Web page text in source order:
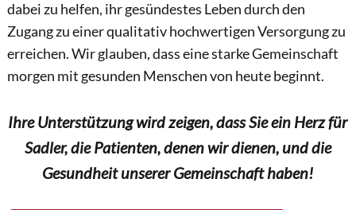
dabei zu helfen, ihr gesündestes Leben durch den
Zugang zu einer qualitativ hochwertigen Versorgung zu
erreichen. Wir glauben, dass eine starke Gemeinschaft
morgen mit gesunden Menschen von heute beginnt.
Ihre Unterstützung wird zeigen, dass Sie ein Herz für
Sadler, die Patienten, denen wir dienen, und die
Gesundheit unserer Gemeinschaft haben!